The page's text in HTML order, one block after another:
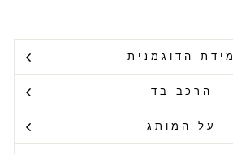
מידת הדוגמנית
הרכב בד
על המותג